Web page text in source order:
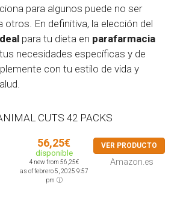
para algunos puede no ser
otros. En definitiva, la elección del
para tu dieta en parafarmacia
necesidades específicas y de
con tu estilo de vida y
CUTS 42 PACKS
56,25€
disponible
4 new from 56,25€
as of febrero 5, 2025 9:57
pm
VER PRODUCTO
Amazon.es